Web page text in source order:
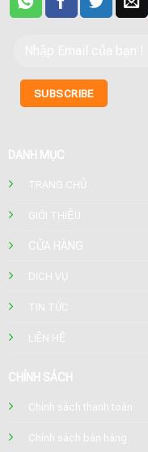
DANH MỤC
TRANG CHỦ
GIỚI THIỆU
CỬA HÀNG
DỊCH VỤ
TIN TỨC
LIÊN HỆ
CHÍNH SÁCH
Chính sách thanh toán
Chính sách bán hàng